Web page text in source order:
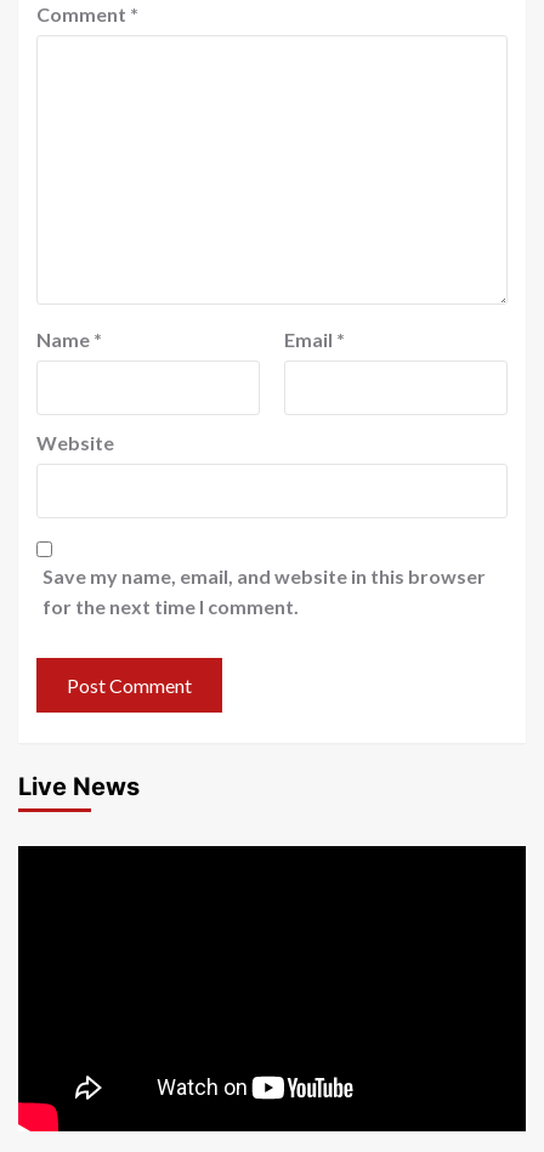
Comment *
Name * Email *
Website
Save my name, email, and website in this browser
for the next time I comment.
Live News